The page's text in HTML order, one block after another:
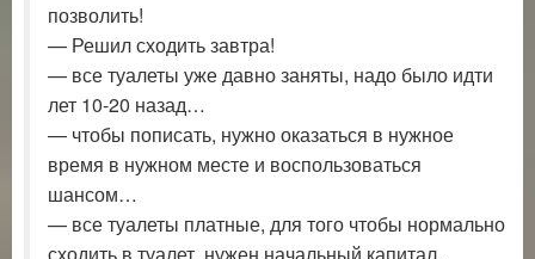
позволить!
— Решил сходить завтра!
— все туалеты уже давно заняты, надо было идти
лет 10-20 назад…
— чтобы пописать, нужно оказаться в нужное
время в нужном месте и воспользоваться
шансом…
— все туалеты платные, для того чтобы нормально